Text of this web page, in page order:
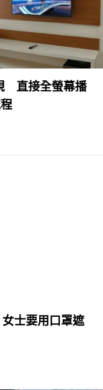
直接全螢幕播
士要用口罩遮